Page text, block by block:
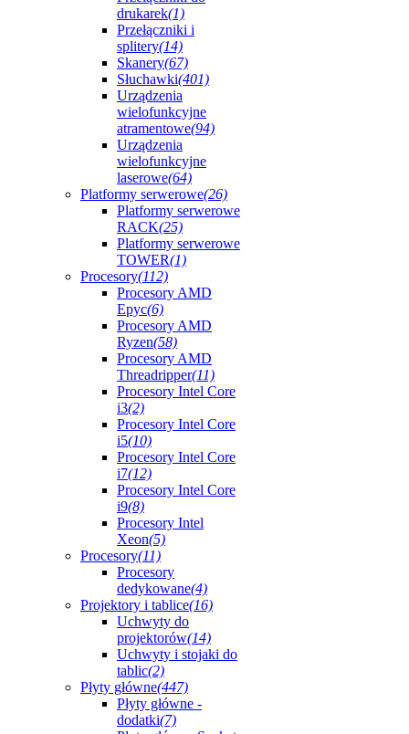
drukarek(1)
Przełączniki i
splitery(14)
Skanery(67)
Słuchawki(401)
Urządzenia
wielofunkcyjne
atramentowe(94)
Urządzenia
wielofunkcyjne
laserowe(64)
Platformy serwerowe(26)
Platformy serwerowe
RACK(25)
Platformy serwerowe
TOWER(1)
Procesory(112)
Procesory AMD
Epyc(6)
Procesory AMD
Ryzen(58)
Procesory AMD
Threadripper(11)
Procesory Intel Core
i3(2)
Procesory Intel Core
i5(10)
Procesory Intel Core
i7(12)
Procesory Intel Core
i9(8)
Procesory Intel
Xeon(5)
Procesory(11)
Procesory
dedykowane(4)
Projektory i tablice(16)
Uchwyty do
projektorów(14)
Uchwyty i stojaki do
tablic(2)
Płyty główne(447)
Płyty główne -
dodatki(7)